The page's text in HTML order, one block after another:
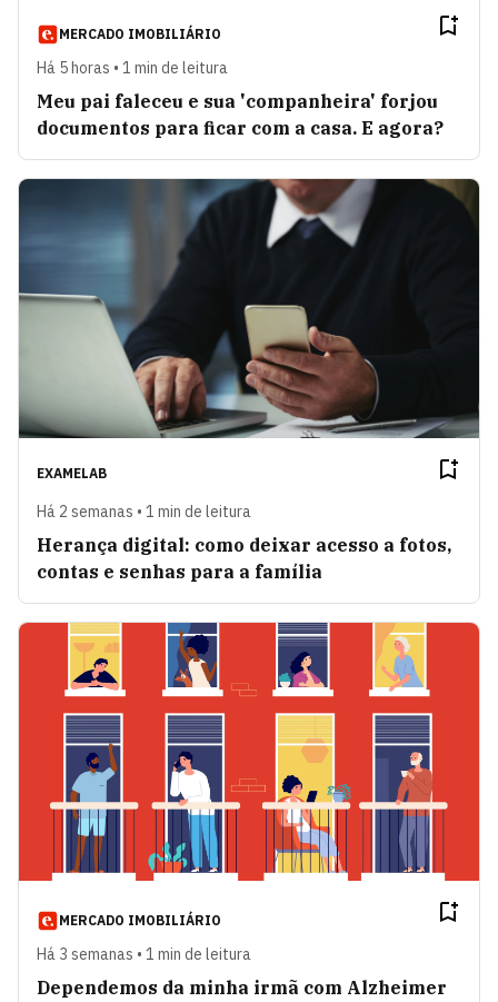
MERCADO IMOBILIÁRIO
Há 5 horas • 1 min de leitura
Meu pai faleceu e sua 'companheira' forjou
documentos para ficar com a casa. E agora?
EXAMELAB
Há 2 semanas • 1 min de leitura
Herança digital: como deixar acesso a fotos,
contas e senhas para a família
MERCADO IMOBILIÁRIO
Há 3 semanas • 1 min de leitura
Dependemos da minha irmã com Alzheimer